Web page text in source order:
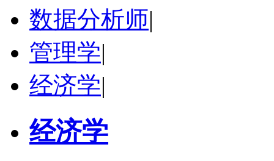
数据分析师|
管理学|
经济学|
经济学